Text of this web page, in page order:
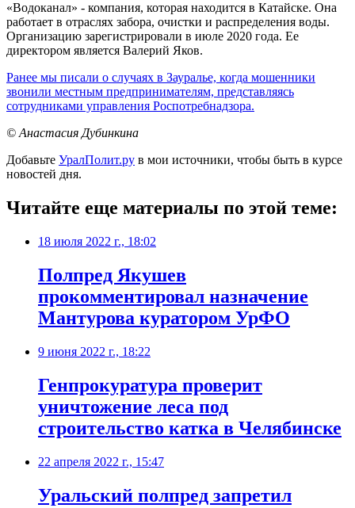
«Водоканал» - компания, которая находится в Катайске. Она
работает в отраслях забора, очистки и распределения воды.
Организацию зарегистрировали в июле 2020 года. Ее
директором является Валерий Яков.
Ранее мы писали о случаях в Зауралье, когда мошенники
звонили местным предпринимателям, представляясь
сотрудниками управления Роспотребнадзора.
© Анастасия Дубинкина
Добавьте УралПолит.ру в мои источники, чтобы быть в курсе
новостей дня.
Читайте еще материалы по этой теме:
18 июля 2022 г., 18:02
Полпред Якушев
прокомментировал назначение
Мантурова куратором УрФО
9 июня 2022 г., 18:22
Генпрокуратура проверит
уничтожение леса под
строительство катка в Челябинске
22 апреля 2022 г., 15:47
Уральский полпред запретил